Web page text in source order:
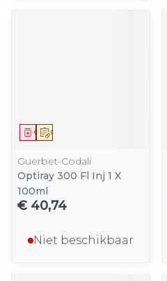
Op voorschrift
Geneesmiddel
Guerbet-Codali
Optiray 300 Fl Inj 1 X
100ml
€ 40,74
Niet beschikbaar